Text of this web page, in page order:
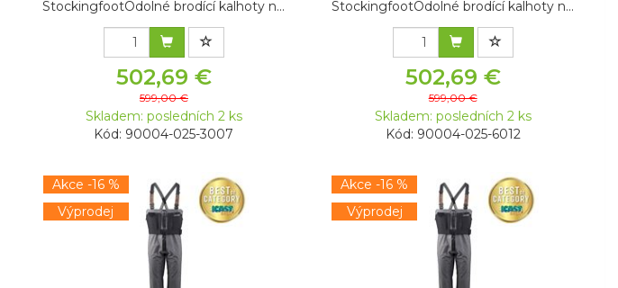
StockingfootOdolné brodící kalhoty n...
502,69 €
599,00 €
Skladem: posledních 2 ks
Kód: 90004-025-3007
StockingfootOdolné brodící kalhoty n...
502,69 €
599,00 €
Skladem: posledních 2 ks
Kód: 90004-025-6012
Akce -16 %
Výprodej
Akce -16 %
Výprodej